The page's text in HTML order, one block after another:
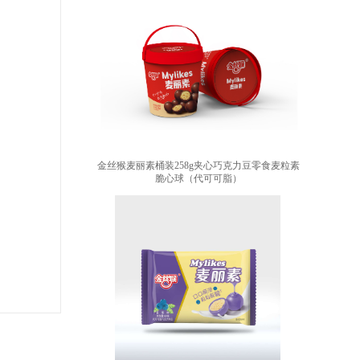
金丝猴麦丽素桶装258g夹心巧克力豆零食麦粒素
脆心球（代可可脂）